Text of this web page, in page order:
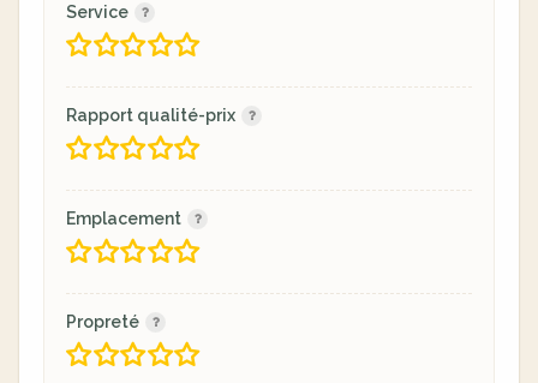
Service
Rapport qualité-prix
Emplacement
Propreté